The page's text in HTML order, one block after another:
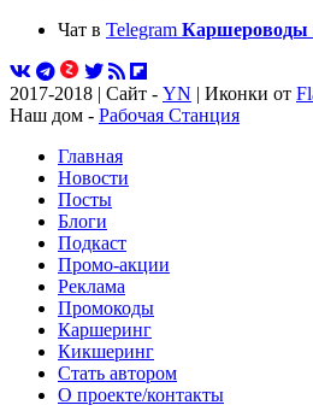
Чат в Telegram Каршероводы
2017-2018 | Сайт - YN | Иконки от
Наш дом - Рабочая Станция
Главная
Новости
Посты
Блоги
Подкаст
Промо-акции
Реклама
Промокоды
Каршеринг
Кикшеринг
Стать автором
О проекте/контакты